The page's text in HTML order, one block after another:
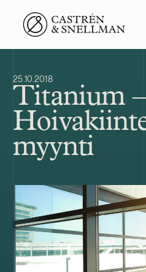
Front page
25.10.2018
Titanium –
myynti